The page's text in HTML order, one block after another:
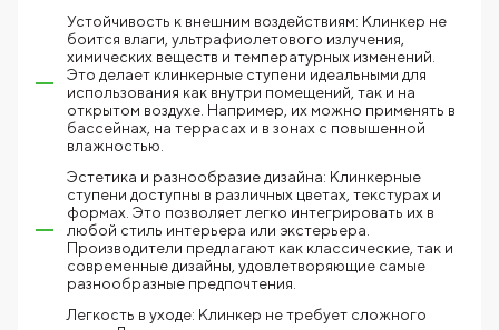
Устойчивость к внешним воздействиям: Клинкер не
боится влаги, ультрафиолетового излучения,
химических веществ и температурных изменений.
Это делает клинкерные ступени идеальными для
использования как внутри помещений, так и на
открытом воздухе. Например, их можно применять в
бассейнах, на террасах и в зонах с повышенной
влажностью.
Эстетика и разнообразие дизайна: Клинкерные
ступени доступны в различных цветах, текстурах и
формах. Это позволяет легко интегрировать их в
любой стиль интерьера или экстерьера.
Производители предлагают как классические, так и
современные дизайны, удовлетворяющие самые
разнообразные предпочтения.
Легкость в уходе: Клинкер не требует сложного